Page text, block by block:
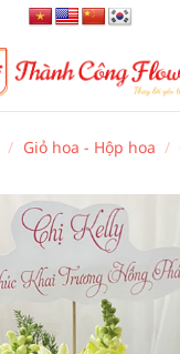
/ Giỏ hoa - Hộp hoa /